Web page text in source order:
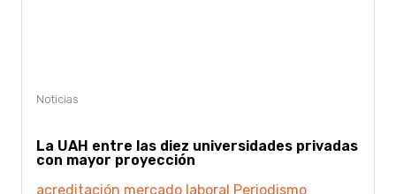
La UAH entre las diez universidades privadas
con mayor proyección
acreditación mercado laboral Periodismo